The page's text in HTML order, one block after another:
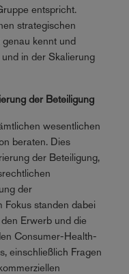
entspricht.
strategischen
kennt und
in der Skalierung
der Beteiligung
wesentlichen
beraten. Dies
der Beteiligung,
der
Fokus standen dabei
Erwerb und die
Consumer-Health-
einschließlich Fragen